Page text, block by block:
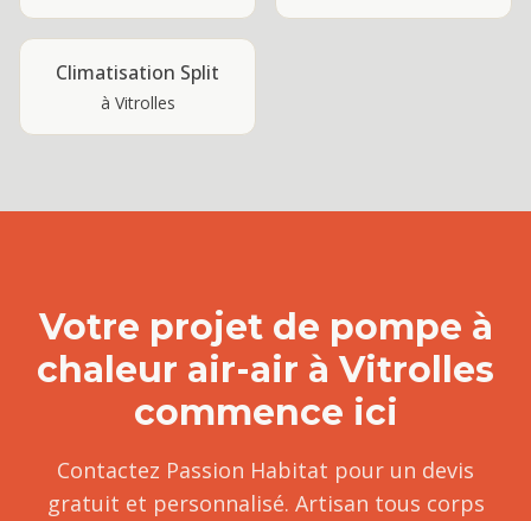
Climatisation Split
à Vitrolles
Votre projet de pompe à
chaleur air-air à Vitrolles
commence ici
Contactez Passion Habitat pour un devis
gratuit et personnalisé. Artisan tous corps